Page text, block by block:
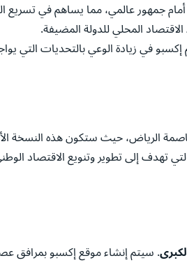
جمهور عالمي، مما يساهم في تسريع
المحلي للدولة المضيفة.
في زيادة الوعي بالتحديات التي
الرياض، حيث ستكون هذه النسخة
. سيتم إنشاء موقع إكسبو بمرافق